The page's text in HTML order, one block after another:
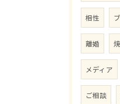
相性
離婚
メディア
ご相談